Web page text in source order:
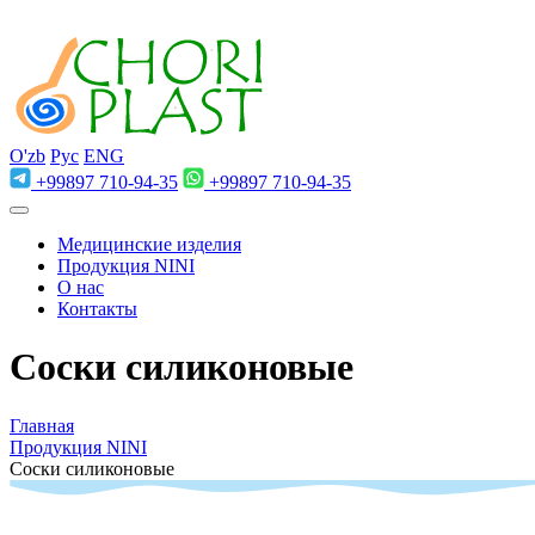
O'zb Рус ENG
+99897 710-94-35
+99897 710-94-35
Медицинские изделия
Продукция NINI
О нас
Контакты
Соски силиконовые
Главная
Продукция NINI
Соски силиконовые